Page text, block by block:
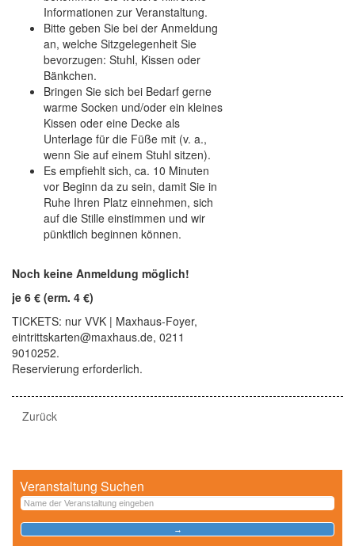
Informationen zur Veranstaltung.
Bitte geben Sie bei der Anmeldung
an, welche Sitzgelegenheit Sie
bevorzugen: Stuhl, Kissen oder
Bänkchen.
Bringen Sie sich bei Bedarf gerne
warme Socken und/oder ein kleines
Kissen oder eine Decke als
Unterlage für die Füße mit (v. a.,
wenn Sie auf einem Stuhl sitzen).
Es empfiehlt sich, ca. 10 Minuten
vor Beginn da zu sein, damit Sie in
Ruhe Ihren Platz einnehmen, sich
auf die Stille einstimmen und wir
pünktlich beginnen können.
Noch keine Anmeldung möglich!
je 6 € (erm. 4 €)
TICKETS: nur VVK | Maxhaus-Foyer,
eintrittskarten@maxhaus.de, 0211
9010252.
Reservierung erforderlich.
Zurück
Veranstaltung Suchen